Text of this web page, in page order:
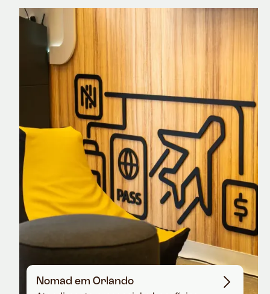
Nomad Explorer
Cartão de crédito brasileiro com cashback
em dólar
Nomad em Orlando